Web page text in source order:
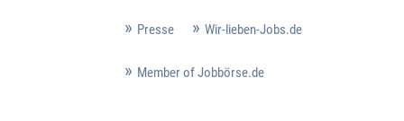
Presse Wir-lieben-Jobs.de
Member of Jobbörse.de